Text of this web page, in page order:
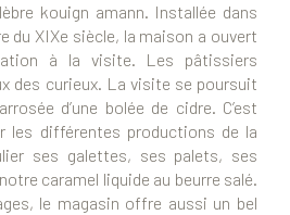
kouign amann. Installée dans
du XIXe siècle, la maison a ouvert
à la visite. Les pâtissiers
des curieux. La visite se poursuit
d’une bolée de cidre. C’est
les différentes productions de la
ses galettes, ses palets, ses
caramel liquide au beurre salé.
le magasin offre aussi un bel